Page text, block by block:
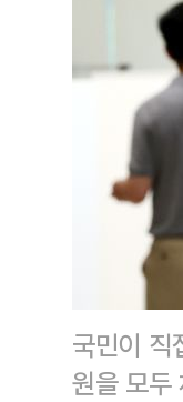
국민이 직
원을 모